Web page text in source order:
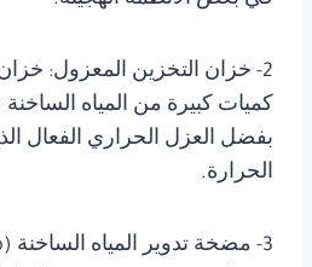
2- خزان التخزين المعزول:
كميات كبيرة من المياه الساخنة
بفضل العزل الحراري الفعال
الحرارة.